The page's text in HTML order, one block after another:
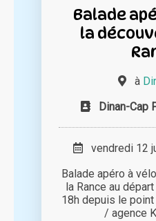
Balade
la
à
Dinan-Cap
vendredi 12
Balade apéro à
la Rance au
18h depuis le
/ agence